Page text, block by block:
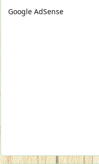
Google AdSense